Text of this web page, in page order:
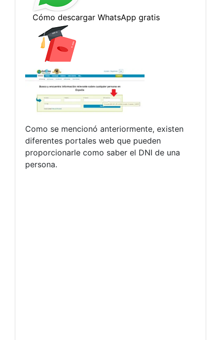
Como se mencionó anteriormente, existen
diferentes portales web que pueden
proporcionarle como saber el DNI de una
persona.